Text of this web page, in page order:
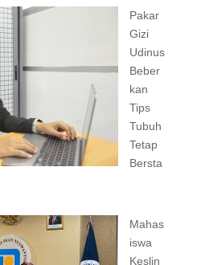
Pakar
Gizi
Udinus
Beber
kan
Tips
Tubuh
Tetap
Bersta
Mahas
iswa
Keslin